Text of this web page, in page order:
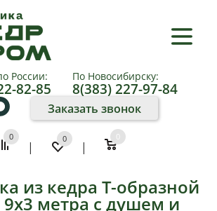
России:
82-85
По Новосибирску:
8(383) 227-97-84
Заказать звонок
0
|
0
|
0
из кедра Т-образной
метра с душем и